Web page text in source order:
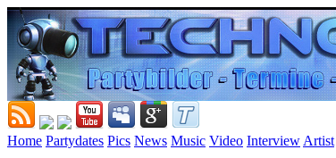
Home Partydates Pics News Music Video Interview Artist